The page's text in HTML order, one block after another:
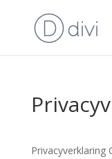
Privacyverklaring